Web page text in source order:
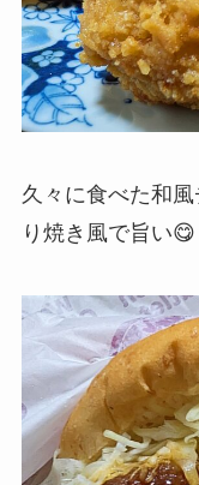
久々に食べた和
り焼き風で旨い😋